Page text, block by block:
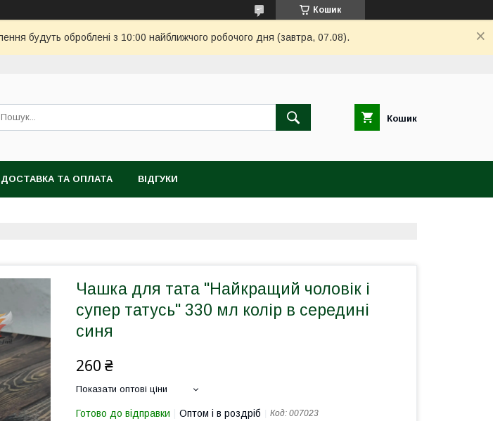
Кошик
будуть оброблені з 10:00 найближчого робочого дня (завтра, 07.08).
Кошик
ДОСТАВКА ТА ОПЛАТА ВІДГУКИ
Чашка для тата "Найкращий чоловік і
супер татусь" 330 мл колір в середині
синя
260 ₴
Показати оптові ціни
Готово до відправки Оптом і в роздріб Код: 007023